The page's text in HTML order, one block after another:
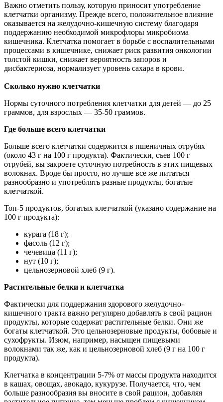
Важно отметить пользу, которую приносит употребление
клетчатки организму. Прежде всего, положительное влияние
оказывается на желудочно-кишечную систему благодаря
поддержанию необходимой микрофлоры микробиома
кишечника. Клетчатка помогает в борьбе с воспалительными
процессами в кишечнике, снижает риск развития онкологии
толстой кишки, снижает вероятность запоров и
дисбактериоза, нормализует уровень сахара в крови.
Сколько нужно клетчатки
Нормы суточного потребления клетчатки для детей — до 25
граммов, для взрослых — 35-50 граммов.
Где больше всего клетчатки
Больше всего клетчатки содержится в пшеничных отрубях
(около 43 г на 100 г продукта). Фактически, съев 100 г
отрубей, вы закроете суточную потребность в этих пищевых
волокнах. Вроде бы просто, но лучше все же питаться
разнообразно и употреблять разные продукты, богатые
клетчаткой.
Топ-5 продуктов, богатых клетчаткой (указано содержание на
100 г продукта):
курага (18 г);
фасоль (12 г);
чечевица (11 г);
нут (10 г);
цельнозерновой хлеб (9 г).
Растительные белки и клетчатка
Фактически для поддержания здорового желудочно-
кишечного тракта важно регулярно добавлять в свой рацион
продукты, которые содержат растительные белки. Они же
богаты клетчаткой. Это цельнозерновые продукты, бобовые и
сухофрукты. Изюм, например, насыщен пищевыми
волокнами так же, как и цельнозерновой хлеб (9 г на 100 г
продукта).
Клетчатка в концентрации 5-7% от массы продукта находится
в кашах, овощах, авокадо, кукурузе. Получается, что, чем
больше разнообразия вы вносите в свой рацион, добавляя